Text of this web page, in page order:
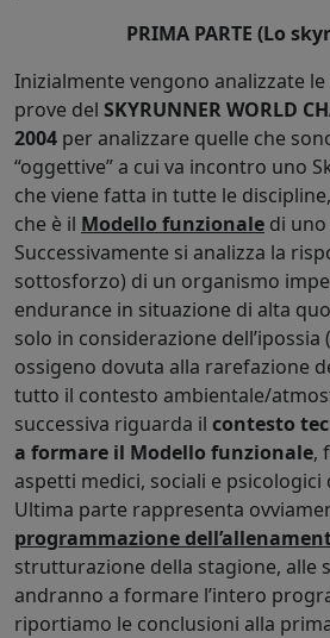
PRIMA PARTE (Lo
Inizialmente vengono analizzate
prove del SKYRUNNER WORLD
2004 per analizzare quelle che
“oggettive” a cui va incontro uno
che viene fatta in tutte le
che è il Modello funzionale di
Successivamente si analizza la
sottosforzo) di un organismo
endurance in situazione di alta
solo in considerazione dell’ipossia
ossigeno dovuta alla rarefazione
tutto il contesto ambientale/
successiva riguarda il contesto
a formare il Modello funzionale,
aspetti medici, sociali e psicologici
Ultima parte rappresenta
programmazione
strutturazione della stagione, alle
andranno a formare l’intero
riportiamo le conclusioni alla